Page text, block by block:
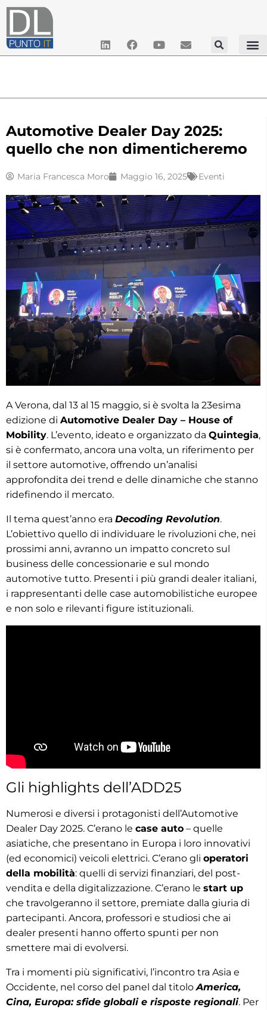
Automotive Dealer Day 2025:
quello che non dimenticheremo
Maria Francesca Moro Maggio 16, 2025 Eventi
A Verona, dal 13 al 15 maggio, si è svolta la 23esima
edizione di Automotive Dealer Day – House of
Mobility. L’evento, ideato e organizzato da Quintegia,
si è confermato, ancora una volta, un riferimento per
il settore automotive, offrendo un’analisi
approfondita dei trend e delle dinamiche che stanno
ridefinendo il mercato.
Il tema quest’anno era Decoding Revolution.
L’obiettivo quello di individuare le rivoluzioni che, nei
prossimi anni, avranno un impatto concreto sul
business delle concessionarie e sul mondo
automotive tutto. Presenti i più grandi dealer italiani,
i rappresentanti delle case automobilistiche europee
e non solo e rilevanti figure istituzionali.
Gli highlights dell’ADD25
Numerosi e diversi i protagonisti dell’Automotive
Dealer Day 2025. C’erano le case auto – quelle
asiatiche, che presentano in Europa i loro innovativi
(ed economici) veicoli elettrici. C’erano gli operatori
della mobilità: quelli di servizi finanziari, del post-
vendita e della digitalizzazione. C’erano le start up
che travolgeranno il settore, premiate dalla giuria di
partecipanti. Ancora, professori e studiosi che ai
dealer presenti hanno offerto spunti per non
smettere mai di evolversi.
Tra i momenti più significativi, l’incontro tra Asia e
Occidente, nel corso del panel dal titoloAmerica,
Cina, Europa: sfide globali e risposte regionali. Per